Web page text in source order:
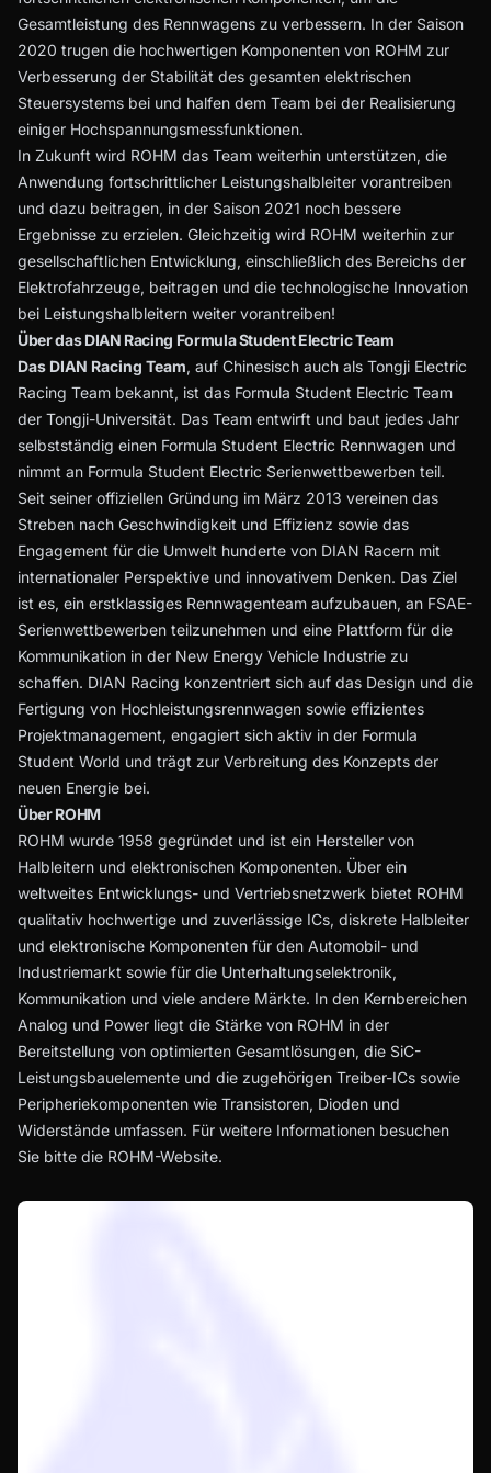
Gesamtleistung des Rennwagens zu verbessern. In der Saison
2020 trugen die hochwertigen Komponenten von ROHM zur
Verbesserung der Stabilität des gesamten elektrischen
Steuersystems bei und halfen dem Team bei der Realisierung
einiger Hochspannungsmessfunktionen.
In Zukunft wird ROHM das Team weiterhin unterstützen, die
Anwendung fortschrittlicher Leistungshalbleiter vorantreiben
und dazu beitragen, in der Saison 2021 noch bessere
Ergebnisse zu erzielen. Gleichzeitig wird ROHM weiterhin zur
gesellschaftlichen Entwicklung, einschließlich des Bereichs der
Elektrofahrzeuge, beitragen und die technologische Innovation
bei Leistungshalbleitern weiter vorantreiben!
Über das DIAN Racing Formula Student Electric Team
Das DIAN Racing Team, auf Chinesisch auch als Tongji Electric
Racing Team bekannt, ist das Formula Student Electric Team
der Tongji-Universität. Das Team entwirft und baut jedes Jahr
selbstständig einen Formula Student Electric Rennwagen und
nimmt an Formula Student Electric Serienwettbewerben teil.
Seit seiner offiziellen Gründung im März 2013 vereinen das
Streben nach Geschwindigkeit und Effizienz sowie das
Engagement für die Umwelt hunderte von DIAN Racern mit
internationaler Perspektive und innovativem Denken. Das Ziel
ist es, ein erstklassiges Rennwagenteam aufzubauen, an FSAE-
Serienwettbewerben teilzunehmen und eine Plattform für die
Kommunikation in der New Energy Vehicle Industrie zu
schaffen. DIAN Racing konzentriert sich auf das Design und die
Fertigung von Hochleistungsrennwagen sowie effizientes
Projektmanagement, engagiert sich aktiv in der Formula
Student World und trägt zur Verbreitung des Konzepts der
neuen Energie bei.
Über ROHM
ROHM wurde 1958 gegründet und ist ein Hersteller von
Halbleitern und elektronischen Komponenten. Über ein
weltweites Entwicklungs- und Vertriebsnetzwerk bietet ROHM
qualitativ hochwertige und zuverlässige ICs, diskrete Halbleiter
und elektronische Komponenten für den Automobil- und
Industriemarkt sowie für die Unterhaltungselektronik,
Kommunikation und viele andere Märkte. In den Kernbereichen
Analog und Power liegt die Stärke von ROHM in der
Bereitstellung von optimierten Gesamtlösungen, die SiC-
Leistungsbauelemente und die zugehörigen Treiber-ICs sowie
Peripheriekomponenten wie Transistoren, Dioden und
Widerstände umfassen. Für weitere Informationen besuchen
Sie bitte die ROHM-Website.